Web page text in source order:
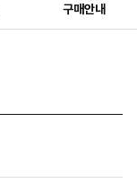
구매안내